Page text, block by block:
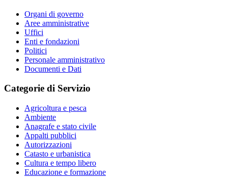
Organi di governo
Aree amministrative
Uffici
Enti e fondazioni
Politici
Personale amministrativo
Documenti e Dati
Categorie di Servizio
Agricoltura e pesca
Ambiente
Anagrafe e stato civile
Appalti pubblici
Autorizzazioni
Catasto e urbanistica
Cultura e tempo libero
Educazione e formazione